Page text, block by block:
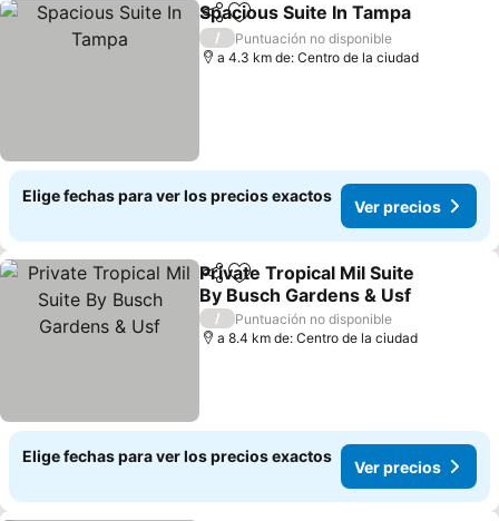
CompartirAgregar a favoritos
Spacious Suite In Tampa
/
Puntuación no disponible
a 4.3 km de: Centro de la ciudad
Elige fechas para ver los precios exactos
Ver precios
CompartirAgregar a favoritos
Private Tropical Mil Suite
By Busch Gardens & Usf
/
Puntuación no disponible
a 8.4 km de: Centro de la ciudad
Elige fechas para ver los precios exactos
Ver precios